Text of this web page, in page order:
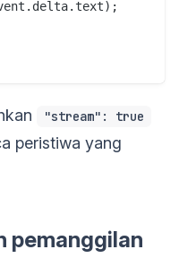
"stream": true
peristiwa yang
pemanggilan